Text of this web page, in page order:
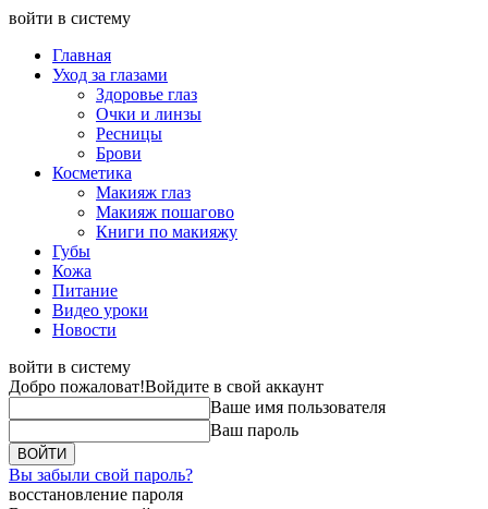
войти в систему
Главная
Уход за глазами
Здоровье глаз
Очки и линзы
Ресницы
Брови
Косметика
Макияж глаз
Макияж пошагово
Книги по макияжу
Губы
Кожа
Питание
Видео уроки
Новости
войти в систему
Добро пожаловат!Войдите в свой аккаунт
Ваше имя пользователя
Ваш пароль
Вы забыли свой пароль?
восстановление пароля